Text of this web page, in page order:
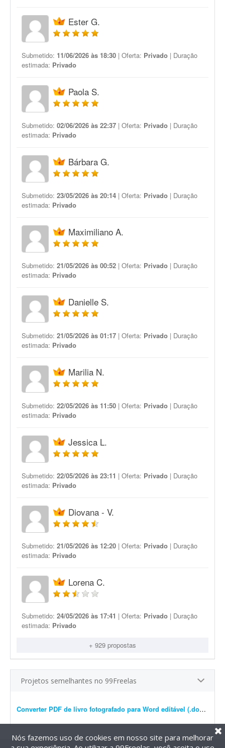
Ester G.
Submetido: 11/06/2026 às 18:30 | Oferta: Privado | Duração
estimada: Privado
Paola S.
Submetido: 02/06/2026 às 22:37 | Oferta: Privado | Duração
estimada: Privado
Bárbara G.
Submetido: 23/05/2026 às 20:14 | Oferta: Privado | Duração
estimada: Privado
Maximiliano A.
Submetido: 21/05/2026 às 00:52 | Oferta: Privado | Duração
estimada: Privado
Danielle S.
Submetido: 21/05/2026 às 01:17 | Oferta: Privado | Duração
estimada: Privado
Marilia N.
Submetido: 22/05/2026 às 11:50 | Oferta: Privado | Duração
estimada: Privado
Jessica L.
Submetido: 22/05/2026 às 23:11 | Oferta: Privado | Duração
estimada: Privado
Diovana - V.
Submetido: 21/05/2026 às 12:20 | Oferta: Privado | Duração
estimada: Privado
Lorena C.
Submetido: 24/05/2026 às 17:41 | Oferta: Privado | Duração
estimada: Privado
+ 929 propostas
Projetos semelhantes no 99Freelas
Converter PDF de livro fotografado para Word editável (.docx)
Nós fazemos uso de cookies em nosso site para melhorar